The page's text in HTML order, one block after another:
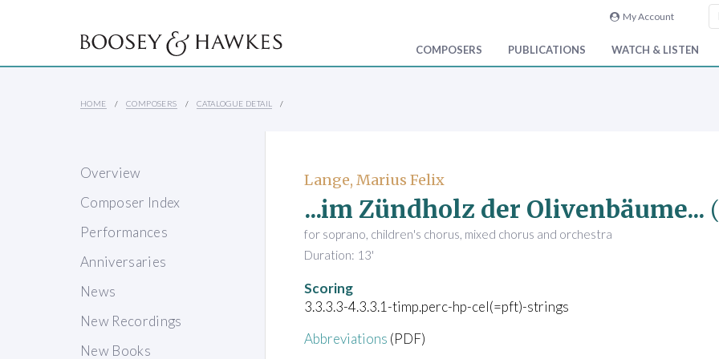
My Account
COMPOSERS PUBLICATIONS WATCH & LISTEN
HOME COMPOSERS CATALOGUE DETAIL
Overview
Composer Index
Performances
Anniversaries
News
New Recordings
New Books
Lange, Marius Felix
...im Zündholz der Olivenbäume...
for soprano, children's chorus, mixed chorus and orchestra
Duration: 13'
Scoring
3.3.3.3-4.3.3.1-timp.perc-hp-cel(=pft)-strings
Abbreviations (PDF)